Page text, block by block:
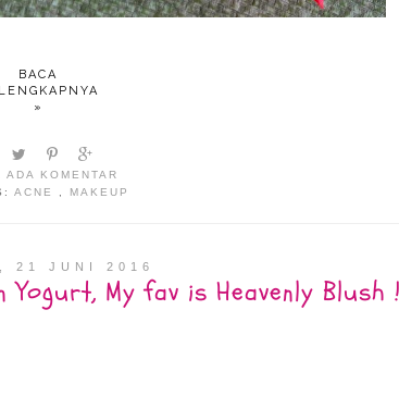
BACA
»
ADA KOMENTAR
ACNE MAKEUP
21 JUNI 2016
Yogurt, My fav is Heavenly Blush !